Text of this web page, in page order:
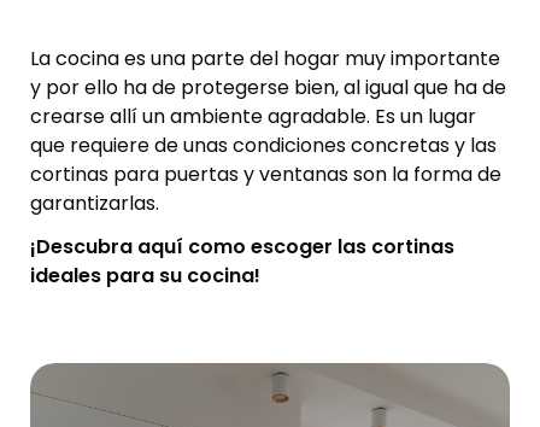
La cocina es una parte del hogar muy importante
y por ello ha de protegerse bien, al igual que ha de
crearse allí un ambiente agradable. Es un lugar
que requiere de unas condiciones concretas y las
cortinas para puertas y ventanas son la forma de
garantizarlas.
¡Descubra aquí como escoger las cortinas
ideales para su cocina!